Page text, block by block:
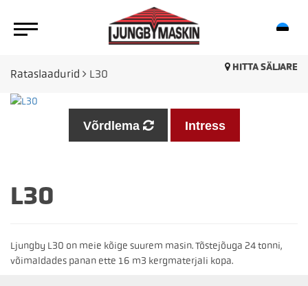
HITTA SÄLJARE
Rataslaadurid L30
Võrdlema Intress
L30
Ljungby L30 on meie kõige suurem masin. Tõstejõuga 24 tonni,
võimaldades panan ette 16 m3 kergmaterjali kopa.